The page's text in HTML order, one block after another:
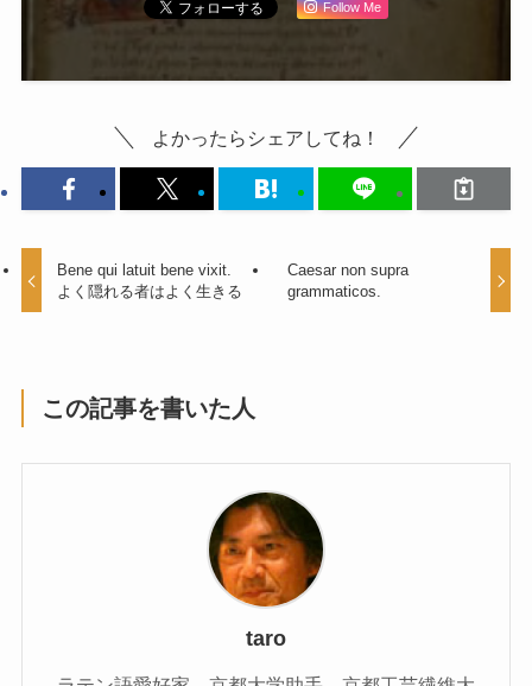
Follow Me
よかったらシェアしてね！
Bene qui latuit bene vixit.
よく隠れる者はよく生きる
Caesar non supra
grammaticos.
この記事を書いた人
taro